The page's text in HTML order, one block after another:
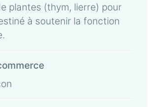
plantes (thym, lierre) pour
à soutenir la fonction